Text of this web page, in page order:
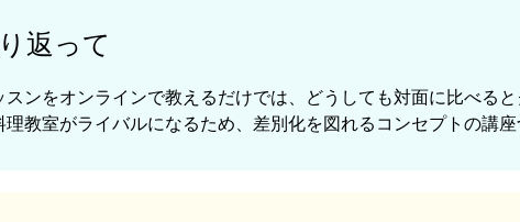
返って
ンをオンラインで教えるだけでは、どうしても対面に比べる
教室がライバルになるため、差別化を図れるコンセプトの講座